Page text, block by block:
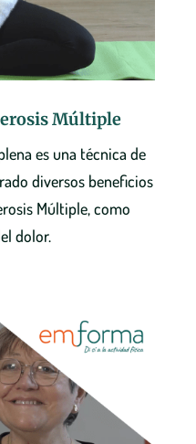
Múltiple
es una técnica de
diversos beneficios
Múltiple, como
dolor.